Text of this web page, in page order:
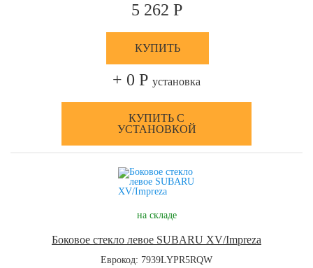
5 262 Р
КУПИТЬ
+ 0 Р установка
КУПИТЬ С
УСТАНОВКОЙ
на складе
Боковое стекло левое SUBARU XV/Impreza
Еврокод: 7939LYPR5RQW